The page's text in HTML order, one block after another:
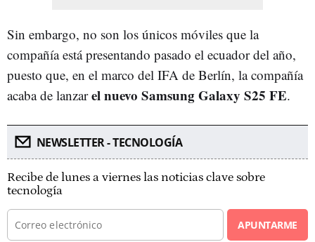
Sin embargo, no son los únicos móviles que la
compañía está presentando pasado el ecuador del año,
puesto que, en el marco del IFA de Berlín, la compañía
acaba de lanzarel nuevo Samsung Galaxy S25 FE.
NEWSLETTER - TECNOLOGÍA
Recibe de lunes a viernes las noticias clave sobre
tecnología
APUNTARME